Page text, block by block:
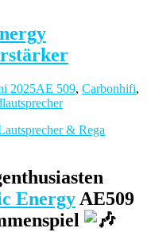
2025AE 509, Carbonhifi,
EnergyAE509